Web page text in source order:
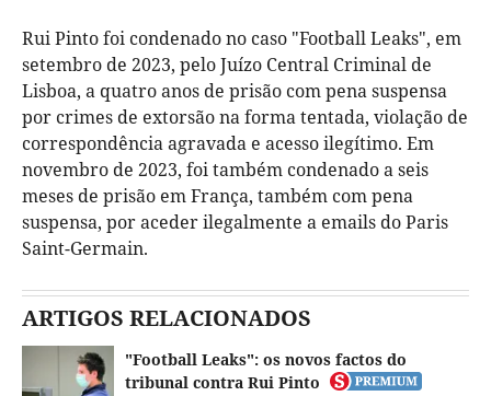
Rui Pinto foi condenado no caso "Football Leaks", em
setembro de 2023, pelo Juízo Central Criminal de
Lisboa, a quatro anos de prisão com pena suspensa
por crimes de extorsão na forma tentada, violação de
correspondência agravada e acesso ilegítimo. Em
novembro de 2023, foi também condenado a seis
meses de prisão em França, também com pena
suspensa, por aceder ilegalmente a emails do Paris
Saint-Germain.
ARTIGOS RELACIONADOS
"Football Leaks": os novos factos do
tribunal contra Rui Pinto